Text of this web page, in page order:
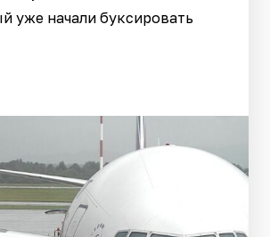
уже начали буксировать